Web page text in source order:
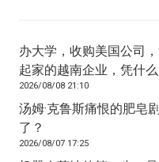
办大学，收购美国公司
起家的越南企业，凭什么
2026/08/08 21:10
汤姆·克鲁斯痛恨的肥皂
了？
2026/08/07 17:25